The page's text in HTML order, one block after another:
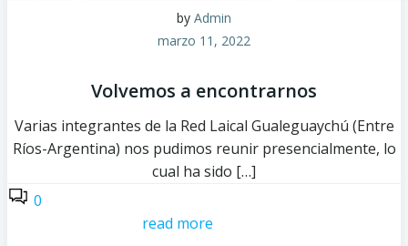
by Admin
marzo 11, 2022
Volvemos a encontrarnos
Varias integrantes de la Red Laical Gualeguaychú (Entre
Ríos-Argentina) nos pudimos reunir presencialmente, lo
cual ha sido […]
0
read more